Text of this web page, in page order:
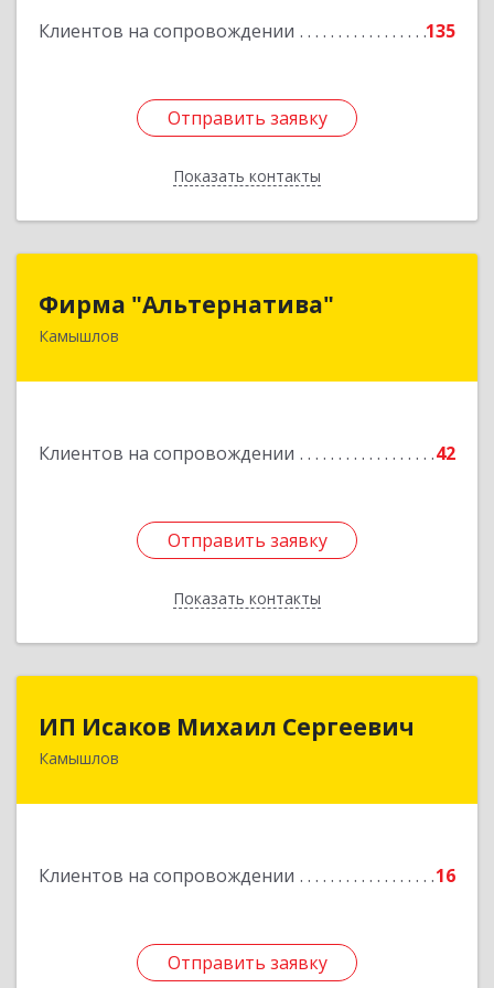
Клиентов на сопровождении 135
Отправить заявку
Показать контакты
Отправить заявку
Назад
Фирма "Альтернатива"
Камышлов
Клиентов на сопровождении 42
Отправить заявку
Показать контакты
624860, Свердловская обл, Камышлов г, Ленина
Отправить заявку
Назад
ИП Исаков Михаил Сергеевич
Камышлов
Клиентов на сопровождении 16
Отправить заявку
624860, Свердловская обл, Камышлов г, Ленина
Отправить заявку